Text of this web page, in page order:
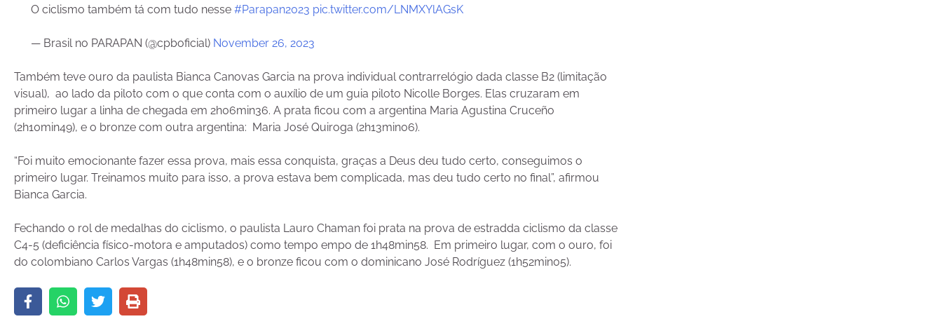
O ciclismo também tá com tudo nesse #Parapan2023 pic.twitter.com/LNMXYlAGsK
— Brasil no PARAPAN (@cpboficial) November 26, 2023
Também teve ouro da paulista Bianca Canovas Garcia na prova individual contrarrelógio dada classe B2 (limitação
visual), ao lado da piloto com o que conta com o auxílio de um guia piloto Nicolle Borges. Elas cruzaram em
primeiro lugar a linha de chegada em 2h06min36. A prata ficou com a argentina Maria Agustina Cruceño
(2h10min49), e o bronze com outra argentina: Maria José Quiroga (2h13min06).
“Foi muito emocionante fazer essa prova, mais essa conquista, graças a Deus deu tudo certo, conseguimos o
primeiro lugar. Treinamos muito para isso, a prova estava bem complicada, mas deu tudo certo no final”, afirmou
Bianca Garcia.
Fechando o rol de medalhas do ciclismo, o paulista Lauro Chaman foi prata na prova de estradda ciclismo da classe
C4-5 (deficiência físico-motora e amputados) como tempo empo de 1h48min58. Em primeiro lugar, com o ouro, foi
do colombiano Carlos Vargas (1h48min58), e o bronze ficou com o dominicano José Rodríguez (1h52min05).